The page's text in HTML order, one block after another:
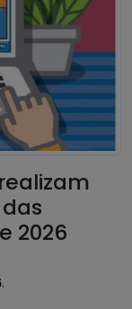
realizam
2026
.